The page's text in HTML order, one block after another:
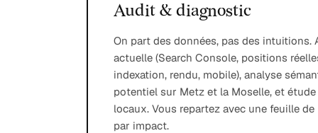
Audit & diagnostic
On part des données, pas des intuitions.
actuelle (Search Console, positions
indexation, rendu, mobile), analyse
potentiel sur Metz et la Moselle, et
locaux. Vous repartez avec une feuille
par impact.